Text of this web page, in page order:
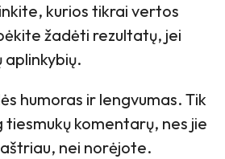
kurios tikrai vertos
žadėti rezultatų, jei
aplinkybių.
humoras ir lengvumas. Tik
komentarų, nes jie
nei norėjote.